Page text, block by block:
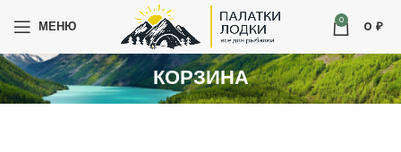
МЕНЮ
0
0 ₽
КОРЗИНА